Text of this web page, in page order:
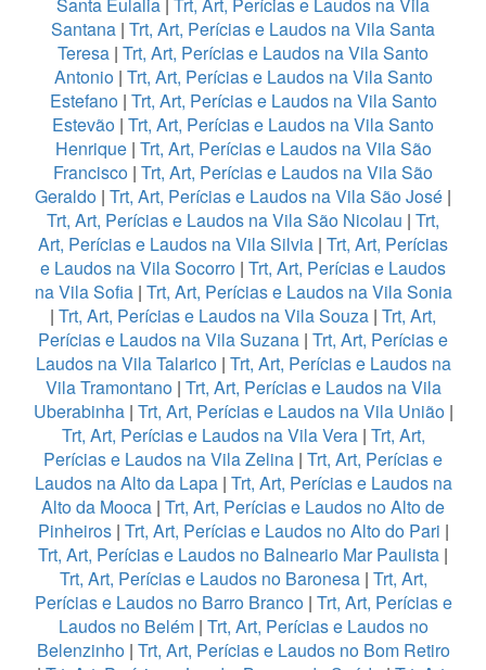
Santa Eulalia | Trt, Art, Perícias e Laudos na Vila
Santana | Trt, Art, Perícias e Laudos na Vila Santa
Teresa | Trt, Art, Perícias e Laudos na Vila Santo
Antonio| Trt, Art, Perícias e Laudos na Vila Santo
Estefano| Trt, Art, Perícias e Laudos na Vila Santo
Estevão | Trt, Art, Perícias e Laudos na Vila Santo
Henrique| Trt, Art, Perícias e Laudos na Vila São
Francisco | Trt, Art, Perícias e Laudos na Vila São
Geraldo | Trt, Art, Perícias e Laudos na Vila São José |
Trt, Art, Perícias e Laudos na Vila São Nicolau | Trt,
Art, Perícias e Laudos na Vila Silvia | Trt, Art, Perícias
e Laudos na Vila Socorro | Trt, Art, Perícias e Laudos
na Vila Sofia| Trt, Art, Perícias e Laudos na Vila Sonia
| Trt, Art, Perícias e Laudos na Vila Souza | Trt, Art,
Perícias e Laudos na Vila Suzana | Trt, Art, Perícias e
Laudos na Vila Talarico| Trt, Art, Perícias e Laudos na
Vila Tramontano| Trt, Art, Perícias e Laudos na Vila
Uberabinha| Trt, Art, Perícias e Laudos na Vila União|
Trt, Art, Perícias e Laudos na Vila Vera| Trt, Art,
Perícias e Laudos na Vila Zelina | Trt, Art, Perícias e
Laudos na Alto da Lapa| Trt, Art, Perícias e Laudos na
Alto da Mooca | Trt, Art, Perícias e Laudos no Alto de
Pinheiros| Trt, Art, Perícias e Laudos no Alto do Pari |
Trt, Art, Perícias e Laudos no Balneario Mar Paulista |
Trt, Art, Perícias e Laudos no Baronesa| Trt, Art,
Perícias e Laudos no Barro Branco| Trt, Art, Perícias e
Laudos no Belém| Trt, Art, Perícias e Laudos no
Belenzinho| Trt, Art, Perícias e Laudos no Bom Retiro